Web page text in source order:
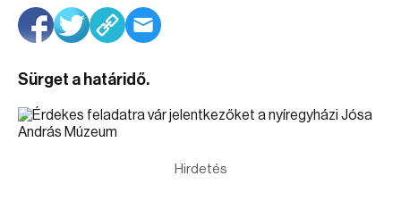
Sürget a határidő.
Hirdetés